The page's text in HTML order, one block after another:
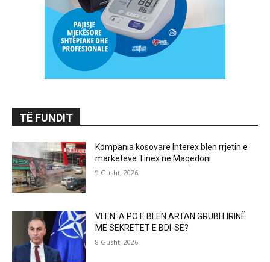
TË FUNDIT
Kompania kosovare Interex blen rrjetin e
marketeve Tinex në Maqedoni
9 Gusht, 2026
VLEN: A PO E BLEN ARTAN GRUBI LIRINË
ME SEKRETET E BDI-SË?
8 Gusht, 2026